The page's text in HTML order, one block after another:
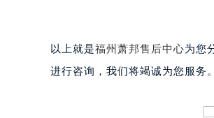
吉林省吉林市船
吉林省辽源市
以上就是福州萧邦售后中心为您
进行咨询，我们将竭诚为您服务。